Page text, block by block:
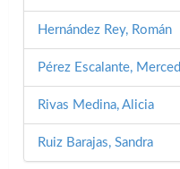
Hernández Rey, Román
Pérez Escalante,
Rivas Medina, Alicia
Ruiz Barajas, Sandra